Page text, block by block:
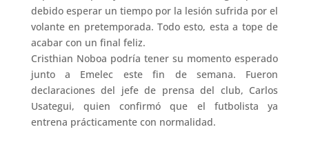
debido esperar un tiempo por la lesión sufrida por el
volante en pretemporada. Todo esto, esta a tope de
acabar con un final feliz.
Cristhian Noboa podría tener su momento esperado
junto a Emelec este fin de semana. Fueron
declaraciones del jefe de prensa del club, Carlos
Usategui, quien confirmó que el futbolista ya
entrena prácticamente con normalidad.